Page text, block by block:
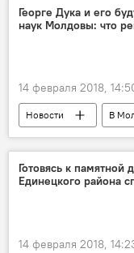
Республика Молдова
смерть
Георге Дука и его
наук Молдовы: что
14 февраля 2018,
Новости В
Республика Молдова
Василе Боля
проект
Готовясь к памятной
Единецкого района
14 февраля 2018,